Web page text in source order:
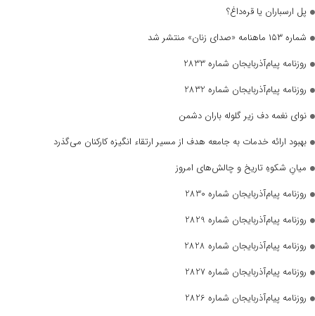
پل ارسباران یا قره‌داغ؟
شماره ۱۵۳ ماهنامه «صدای زنان» منتشر شد
روزنامه پیام‌آذربایجان شماره 2833
روزنامه پیام‌آذربایجان شماره 2832
نوای نغمه دف زیر گلوله باران دشمن
بهبود ارائه خدمات به جامعه هدف از مسیر ارتقاء انگیزه کارکنان می‌گذرد
میانِ شکوهِ تاریخ و چالش‌های امروز
روزنامه پیام‌آذربایجان شماره 2830
روزنامه پیام‌آذربایجان شماره 2829
روزنامه پیام‌آذربایجان شماره 2828
روزنامه پیام‌آذربایجان شماره 2827
روزنامه پیام‌آذربایجان شماره 2826